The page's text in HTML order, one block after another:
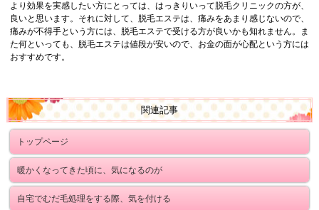
より効果を実感したい方にとっては、はっきりいって脱毛クリニックの方が、
良いと思います。それに対して、脱毛エステは、痛みをあまり感じないので、
痛みが不得手という方には、脱毛エステで受ける方が良いかも知れません。ま
た何といっても、脱毛エステは値段が安いので、お金の面が心配という方には
おすすめです。
関連記事
トップページ
暖かくなってきた頃に、気になるのが
自宅でむだ毛処理をする際、気を付ける